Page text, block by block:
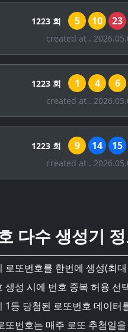
1223 회 5 10 23
created at .
1223 회 1 4 6
created at .
1223 회 9 14 15
created at .
다수 생성기
또번호를 한번에 생성(최
성 시에 번호 중복 허용 선
등 당첨된 로또번호 데이터
번호는 매주 로또 추첨일